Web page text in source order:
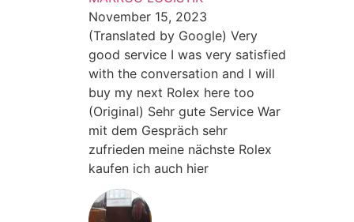
November 15, 2023
(Translated by Google) Very
good service I was very satisfied
with the conversation and I will
buy my next Rolex here too
(Original) Sehr gute Service War
mit dem Gespräch sehr
zufrieden meine nächste Rolex
kaufen ich auch hier